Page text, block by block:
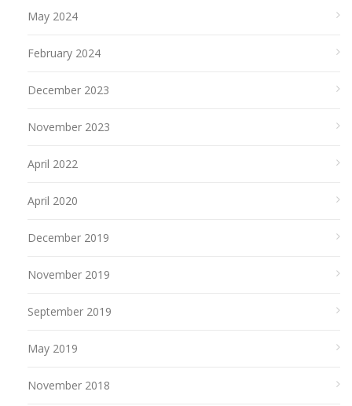
May 2024
February 2024
December 2023
November 2023
April 2022
April 2020
December 2019
November 2019
September 2019
May 2019
November 2018